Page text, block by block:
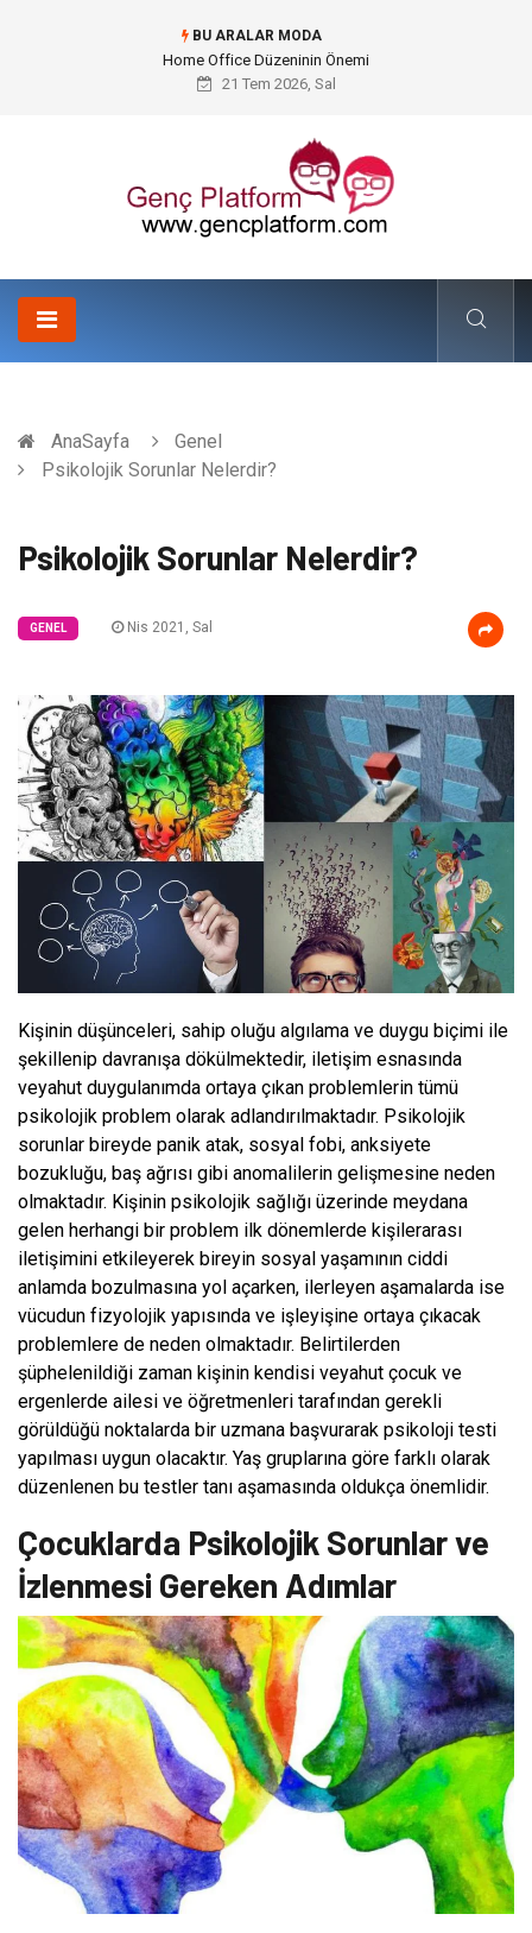
BU ARALAR MODA
Konteyner Nakliye Fiyatları ve Küresel Ticarette Bütçe Yönetimi
21 Tem 2026, Sal
AnaSayfa
Genel
Psikolojik Sorunlar Nelerdir?
Psikolojik Sorunlar Nelerdir?
GENEL Nis 2021, Sal
Kişinin düşünceleri, sahip oluğu algılama ve duygu biçimi ile
şekillenip davranışa dökülmektedir, iletişim esnasında
veyahut duygulanımda ortaya çıkan problemlerin tümü
psikolojik problem olarak adlandırılmaktadır. Psikolojik
sorunlar bireyde panik atak, sosyal fobi, anksiyete
bozukluğu, baş ağrısı gibi anomalilerin gelişmesine neden
olmaktadır. Kişinin psikolojik sağlığı üzerinde meydana
gelen herhangi bir problem ilk dönemlerde kişilerarası
iletişimini etkileyerek bireyin sosyal yaşamının ciddi
anlamda bozulmasına yol açarken, ilerleyen aşamalarda ise
vücudun fizyolojik yapısında ve işleyişine ortaya çıkacak
problemlere de neden olmaktadır. Belirtilerden
şüphelenildiği zaman kişinin kendisi veyahut çocuk ve
ergenlerde ailesi ve öğretmenleri tarafından gerekli
görüldüğü noktalarda bir uzmana başvurarak psikoloji testi
yapılması uygun olacaktır. Yaş gruplarına göre farklı olarak
düzenlenen bu testler tanı aşamasında oldukça önemlidir.
Çocuklarda Psikolojik Sorunlar ve
İzlenmesi Gereken Adımlar